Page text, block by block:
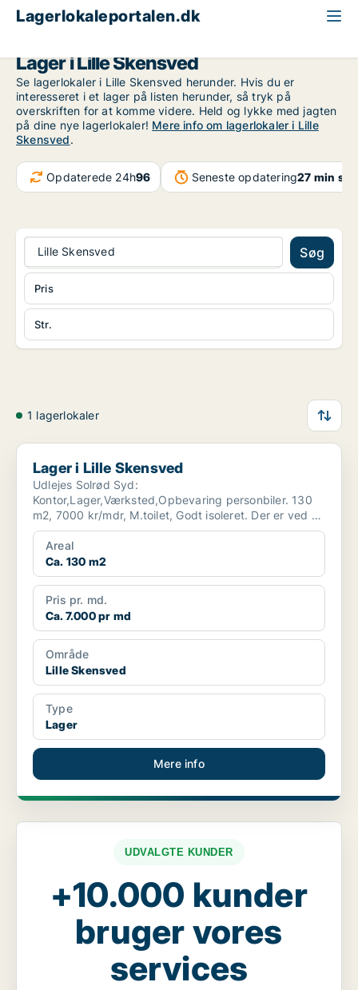
Lagerlokaleportalen.dk
Lager i Lille Skensved
Se lagerlokaler i Lille Skensved herunder. Hvis du er
interesseret i et lager på listen herunder, så tryk på
overskriften for at komme videre. Held og lykke med jagten
på dine nye lagerlokaler! Mere info om lagerlokaler i Lille
Skensved.
Opdaterede 24h96 Seneste opdatering27 min
Lille Skensved Søg
Str.
Pris
1 lagerlokaler
Lager i Lille Skensved
Lager i Lille Skensved
Udlejes Solrød Syd:
Kontor,Lager,Værksted,Opbevaring personbiler. 130
m2, 7000 kr/mdr, M.toilet, Godt isoleret. Der er ved at
blive isat 2,5 m port [xxxxx]
Areal
Ca. 130 m2
Pris pr. md.
Ca. 7.000 pr md
Område
Lille Skensved
Type
Lager
Mere info
UDVALGTE KUNDER
+10.000 kunder
bruger vores
services